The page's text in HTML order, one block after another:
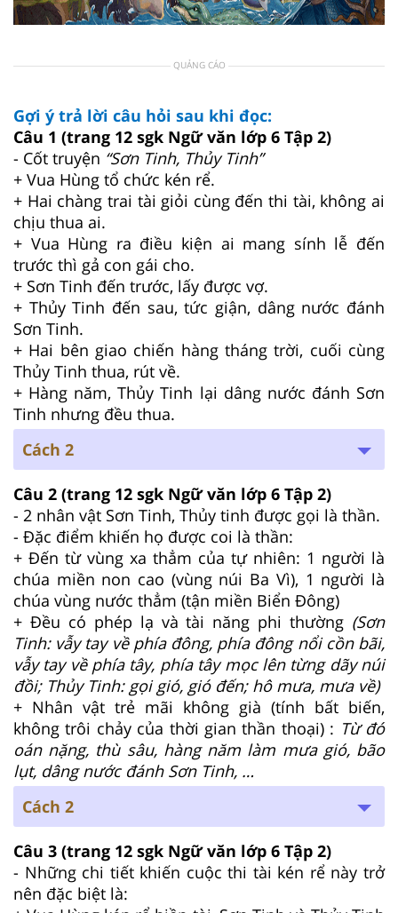
QUẢNG CÁO
Gợi ý trả lời câu hỏi sau khi đọc:
Câu 1 (trang 12 sgk Ngữ văn lớp 6 Tập 2)
- Cốt truyện “Sơn Tinh, Thủy Tinh”
+ Vua Hùng tổ chức kén rể.
+ Hai chàng trai tài giỏi cùng đến thi tài, không ai
chịu thua ai.
+ Vua Hùng ra điều kiện ai mang sính lễ đến
trước thì gả con gái cho.
+ Sơn Tinh đến trước, lấy được vợ.
+ Thủy Tinh đến sau, tức giận, dâng nước đánh
Sơn Tinh.
+ Hai bên giao chiến hàng tháng trời, cuối cùng
Thủy Tinh thua, rút về.
+ Hàng năm, Thủy Tinh lại dâng nước đánh Sơn
Tinh nhưng đều thua.
Cách 2
Câu 2 (trang 12 sgk Ngữ văn lớp 6 Tập 2)
- 2 nhân vật Sơn Tinh, Thủy tinh được gọi là thần.
- Đặc điểm khiến họ được coi là thần:
+ Đến từ vùng xa thẳm của tự nhiên: 1 người là
chúa miền non cao (vùng núi Ba Vì), 1 người là
chúa vùng nước thẳm (tận miền Biển Đông)
+ Đều có phép lạ và tài năng phi thường (Sơn
Tinh: vẫy tay về phía đông, phía đông nổi cồn bãi,
vẫy tay về phía tây, phía tây mọc lên từng dãy núi
đồi; Thủy Tinh: gọi gió, gió đến; hô mưa, mưa về)
+ Nhân vật trẻ mãi không già (tính bất biến,
không trôi chảy của thời gian thần thoại) : Từ đó
oán nặng, thù sâu, hàng năm làm mưa gió, bão
lụt, dâng nước đánh Sơn Tinh, …
Cách 2
Câu 3 (trang 12 sgk Ngữ văn lớp 6 Tập 2)
- Những chi tiết khiến cuộc thi tài kén rể này trở
nên đặc biệt là: